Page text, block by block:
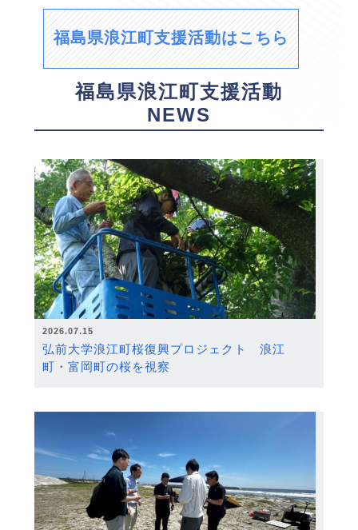
福島県浪江町支援活動はこちら
福島県浪江町支援活動
NEWS
2026.07.15
弘前大学浪江町桜復興プロジェクト 浪江
町・富岡町の桜を視察